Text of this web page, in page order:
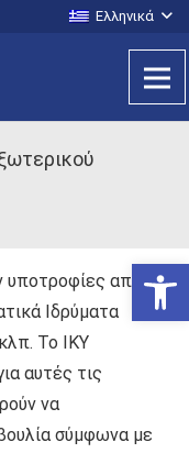
Ελληνικά
από
Ιδρύματα
Το ΙΚΥ
αυτές τις
να
σύμφωνα με